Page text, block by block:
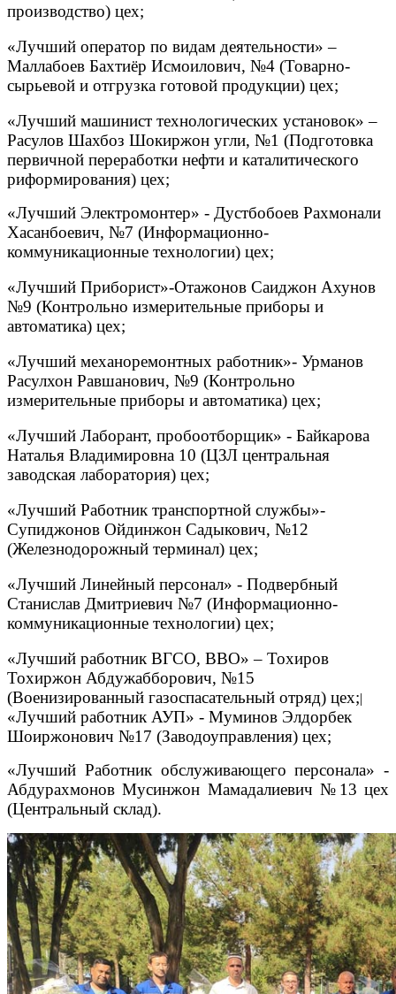
производство) цех;
«Лучший оператор по видам деятельности» –
Маллабоев Бахтиёр Исмоилович, №4 (Товарно-
сырьевой и отгрузка готовой продукции) цех;
«Лучший машинист технологических установок» –
Расулов Шахбоз Шокиржон угли, №1 (Подготовка
первичной переработки нефти и каталитического
риформирования) цех;
«Лучший Электромонтер» - Дустбобоев Рахмонали
Хасанбоевич, №7 (Информационно-
коммуникационные технологии) цех;
«Лучший Приборист»-Отажонов Саиджон Ахунов
№9 (Контрольно измерительные приборы и
автоматика) цех;
«Лучший механоремонтных работник»- Урманов
Расулхон Равшанович, №9 (Контрольно
измерительные приборы и автоматика) цех;
«Лучший Лаборант, пробоотборщик» - Байкарова
Наталья Владимировна 10 (ЦЗЛ центральная
заводская лаборатория) цех;
«Лучший Работник транспортной службы»-
Супиджонов Ойдинжон Садыкович, №12
(Железнодорожный терминал) цех;
«Лучший Линейный персонал» - Подвербный
Станислав Дмитриевич №7 (Информационно-
коммуникационные технологии) цех;
«Лучший работник ВГСО, ВВО» – Тохиров
Тохиржон Абдужабборович, №15
(Военизированный газоспасательный отряд) цех;|
«Лучший работник АУП» - Муминов Элдорбек
Шоиржонович №17 (Заводоуправления) цех;
«Лучший Работник обслуживающего персонала» -
Абдурахмонов Мусинжон Мамадалиевич №13 цех
(Центральный склад).